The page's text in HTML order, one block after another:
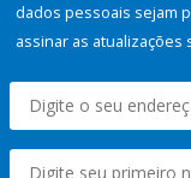
dados pessoais sejam
assinar as atualizações